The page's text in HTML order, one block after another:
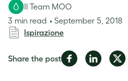
Il Team MOO
3 min read
September 5, 2018
Ispirazione
Share the postShare Share Share